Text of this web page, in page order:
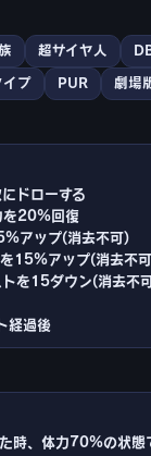
超サイヤ人
イプ PUR 劇場
ドローする
を20%回復
アップ(消去不可)
を15%アップ(消去不
トを15ダウン(消去不
経過後
時、体力70%の状態